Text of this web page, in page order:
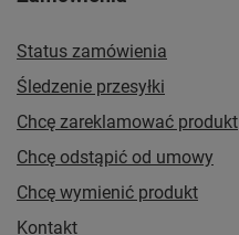
Status zamówienia
Śledzenie przesyłki
Chcę zareklamować produkt
Chcę odstąpić od umowy
Chcę wymienić produkt
Kontakt